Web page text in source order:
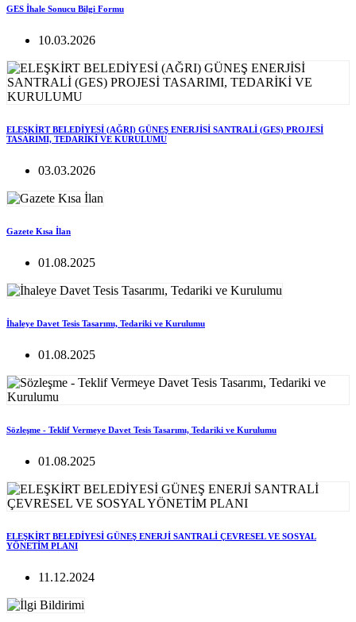
GES İhale Sonucu Bilgi Formu
10.03.2026
ELEŞKİRT BELEDİYESİ (AĞRI) GÜNEŞ ENERJİSİ SANTRALİ (GES) PROJESİ
TASARIMI, TEDARİKİ VE KURULUMU
03.03.2026
Gazete Kısa İlan
01.08.2025
İhaleye Davet Tesis Tasarımı, Tedariki ve Kurulumu
01.08.2025
Sözleşme - Teklif Vermeye Davet Tesis Tasarımı, Tedariki ve Kurulumu
01.08.2025
ELEŞKİRT BELEDİYESİ GÜNEŞ ENERJİ SANTRALİ ÇEVRESEL VE SOSYAL
YÖNETİM PLANI
11.12.2024